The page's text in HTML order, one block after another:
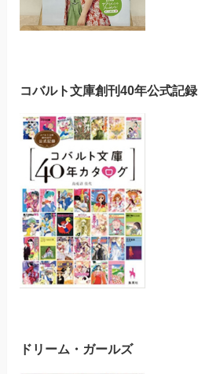
コバルト文庫創刊40年公式記録
ドリーム・ガールズ